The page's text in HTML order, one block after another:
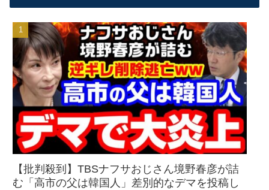
【批判殺到】TBSナフサおじさん境野春彦が詰
む「高市の父は韓国人」差別的なデマを投稿し